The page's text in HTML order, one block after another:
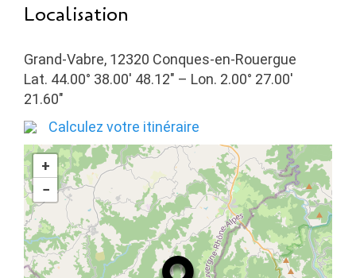
Localisation
Grand-Vabre, 12320 Conques-en-Rouergue
Lat. 44.00° 38.00′ 48.12″ – Lon. 2.00° 27.00′
21.60″
Calculez votre itinéraire
+
−